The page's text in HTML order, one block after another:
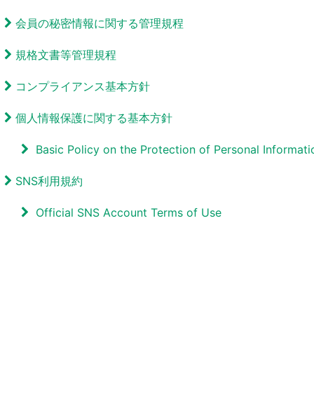
会員の秘密情報に関する管理規程
規格文書等管理規程
コンプライアンス基本方針
個人情報保護に関する基本方針
Basic Policy on the Protection of Personal
SNS利用規約​
Official SNS Account Terms of Use